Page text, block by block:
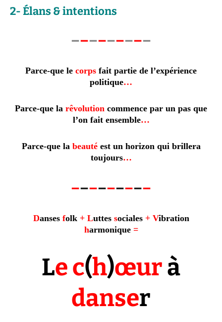
2- Élans & intentions
–––––––––
Parce-que le corps fait partie de l’expérience
politique…
Parce-que la rêvolution commence par un pas que
l’on fait ensemble…
Parce-que la beautéest un horizon qui brillera
toujours…
–––––––––
Danses folk + Luttes sociales + Vibration
harmonique =
Lec(h)œurà
danser